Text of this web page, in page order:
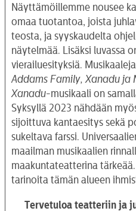
Näyttämöillemme nousee
omaa tuotantoa, joista
teosta, ja syyskaudelta
näytelmää. Lisäksi luvassa
vierailuesityksiä.
Addams Family, Xanadu ja
Xanadu-musikaali on
Syksyllä 2023 nähdään
sijoittuva kantaesitys sekä
sukeltava farssi.
maailman musikaalien
maakuntateatterina
tarinoita tämän alueen
Tervetuloa teatteriin ja